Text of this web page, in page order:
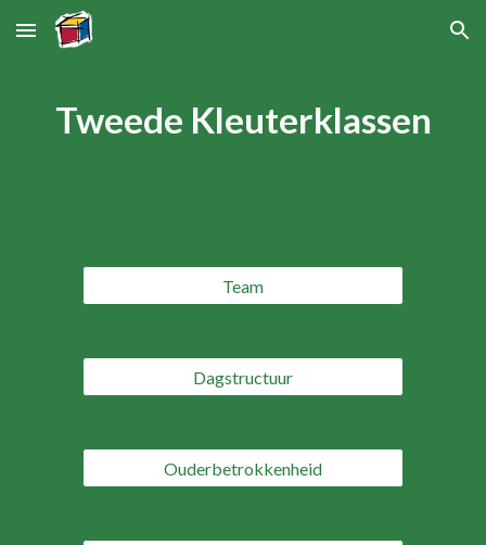
Skip to main content Skip to navigation
Tweede Kleuterklassen
Team
Dagstructuur
Ouderbetrokkenheid